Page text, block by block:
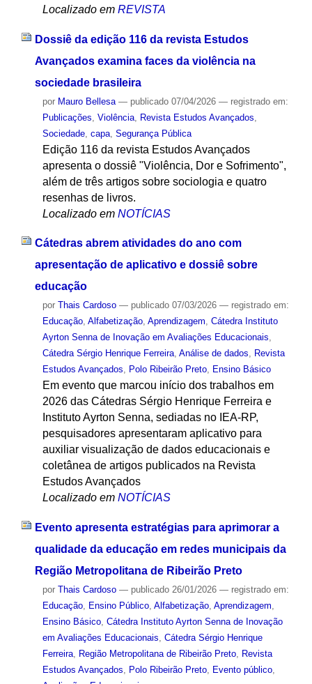
Localizado em REVISTA
Dossiê da edição 116 da revista Estudos
Avançados examina faces da violência na
sociedade brasileira
por Mauro Bellesa — publicado07/04/2026 — registrado em:
Publicações Violência, Revista Estudos Avançados
Sociedade, capa, Segurança Pública
Edição 116 da revista Estudos Avançados
apresenta o dossiê "Violência, Dor e Sofrimento",
além de três artigos sobre sociologia e quatro
resenhas de livros.
Localizado em NOTÍCIAS
Cátedras abrem atividades do ano com
apresentação de aplicativo e dossiê sobre
educação
por Thais Cardoso — publicado07/03/2026 — registrado em:
Educação, Alfabetização, Aprendizagem, Cátedra Instituto
Ayrton Senna de Inovação em Avaliações Educacionais,
Cátedra Sérgio Henrique Ferreira, Análise de dados, Revista
Estudos Avançados, Polo Ribeirão Preto, Ensino Básico
Em evento que marcou início dos trabalhos em
2026 das Cátedras Sérgio Henrique Ferreira e
Instituto Ayrton Senna, sediadas no IEA-RP,
pesquisadores apresentaram aplicativo para
auxiliar visualização de dados educacionais e
coletânea de artigos publicados na Revista
Estudos Avançados
Localizado em NOTÍCIAS
Evento apresenta estratégias para aprimorar a
qualidade da educação em redes municipais da
Região Metropolitana de Ribeirão Preto
por Thais Cardoso — publicado26/01/2026 — registrado em:
Educação, Ensino Público, Alfabetização, Aprendizagem,
Ensino Básico, Cátedra Instituto Ayrton Senna de Inovação
em Avaliações Educacionais, Cátedra Sérgio Henrique
Ferreira, Região Metropolitana de Ribeirão Preto, Revista
Estudos Avançados, Polo Ribeirão Preto, Evento público,